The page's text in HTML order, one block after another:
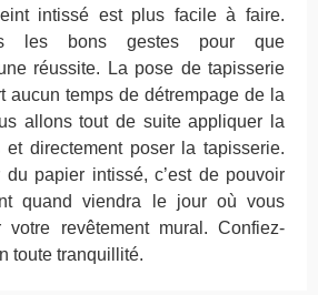
intissé est plus facile à faire.
les bons gestes pour que
réussite. La pose de tapisserie
aucun temps de détrempage de la
allons tout de suite appliquer la
directement poser la tapisserie.
du papier intissé, c’est de pouvoir
quand viendra le jour où vous
votre revêtement mural. Confiez-
toute tranquillité.